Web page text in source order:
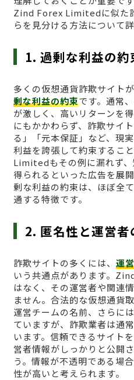
Zind Forex Limitedに似た
らを見分ける方法について
1. 過剰な利益の約
多くの仮想通貨詐欺サイト
剰な利益の約束です。通常
が激しく、高いリターンを
にもかかわらず、詐欺サイ
る」「元本保証」など、現
利益を誇張して約束するこ
Limitedもその例に漏れず、
得られるといった広告を展
剰な利益の約束は、ほぼ全
通する特徴です。
2. 匿名性と運営者
詐欺サイトの多くには、 運
いう共通点があります。
はなく、その運営者や関連
ません。合法的な仮想通貨
運営チームの名前、さらに
ていますが、詐欺業者は通
います。信頼できるサイト
営者情報がしっかりと公開
う。情報が不透明である場
性が高いと考えられます。